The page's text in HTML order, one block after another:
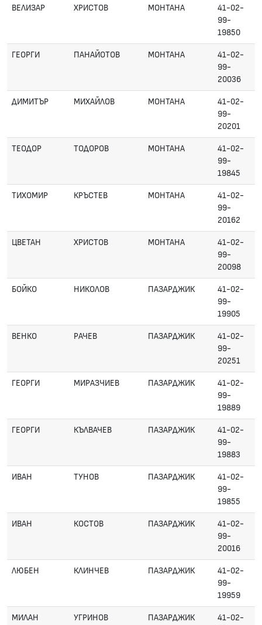
ВЕЛИЗАР ХРИСТОВ МОНТАНА
41-02-
99-
19850
ГЕОРГИ ПАНАЙОТОВ МОНТАНА
41-02-
99-
20036
ДИМИТЪР МИХАЙЛОВ МОНТАНА
41-02-
99-
20201
ТЕОДОР ТОДОРОВ МОНТАНА
41-02-
99-
19845
ТИХОМИР КРЪСТЕВ МОНТАНА
41-02-
99-
20162
ЦВЕТАН ХРИСТОВ МОНТАНА
41-02-
99-
20098
БОЙКО НИКОЛОВ ПАЗАРДЖИК
41-02-
99-
19905
ВЕНКО РАЧЕВ ПАЗАРДЖИК
41-02-
99-
20251
ГЕОРГИ МИРАЗЧИЕВ ПАЗАРДЖИК
41-02-
99-
19889
ГЕОРГИ КЪЛВАЧЕВ ПАЗАРДЖИК
41-02-
99-
19883
ИВАН ТУНОВ ПАЗАРДЖИК
41-02-
99-
19855
ИВАН КОСТОВ ПАЗАРДЖИК
41-02-
99-
20016
ЛЮБЕН КЛИНЧЕВ ПАЗАРДЖИК
41-02-
99-
19959
МИЛАН УГРИНОВ ПАЗАРДЖИК
41-02-